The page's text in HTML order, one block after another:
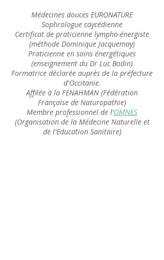
Médecines douces EURONATURE
Sophrologue caycédienne
Certificat de praticienne lympho-énergiste
(méthode Dominique Jacquemay)
Praticienne en soins énergétiques
(enseignement du Dr Luc Bodin)
Formatrice déclarée auprès de la préfecture
d'Occitanie.
Affilée à la FENAHMAN (Fédération
Française de Naturopathie)
Membre professionnel de l'OMNES
(Organisation de la Médecine Naturelle et
de l'Education Sanitaire)